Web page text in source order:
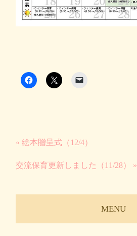
« 絵本贈呈式（12/4）
交流保育更新しました（11/28） »
MENU